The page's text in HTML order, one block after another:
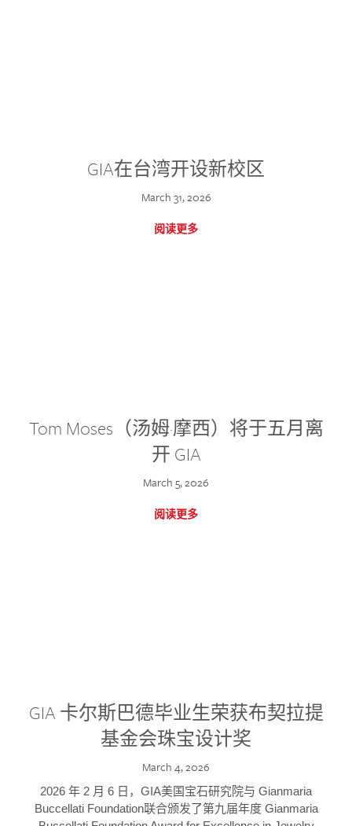
GIA在台湾开设新校区
March 31, 2026
阅读更多
Tom Moses（汤姆·摩西）将于五月离
开 GIA
March 5, 2026
阅读更多
GIA 卡尔斯巴德毕业生荣获布契拉提
基金会珠宝设计奖
March 4, 2026
2026 年 2 月 6 日，GIA美国宝石研究院与 Gianmaria
Buccellati Foundation联合颁发了第九届年度 Gianmaria